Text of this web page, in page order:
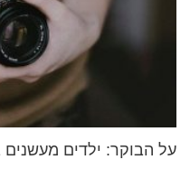
על הבוקר: ילדים מעשנים